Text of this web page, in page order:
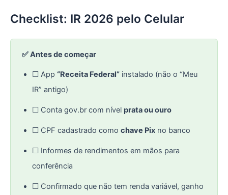
Checklist: IR 2026 pelo Celular
✅ Antes de começar
☐ App “Receita Federal” instalado (não o “Meu
IR” antigo)
☐ Conta gov.br com nível prata ou ouro
☐ CPF cadastrado como chave Pix no banco
☐ Informes de rendimentos em mãos para
conferência
☐ Confirmado que não tem renda variável, ganho